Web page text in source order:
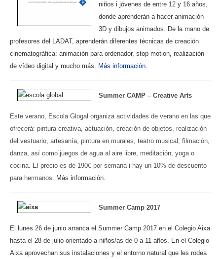
niños i jóvenes de entre 12 y 16 años,
donde aprenderán a hacer animación
3D y dibujos animados. De la mano de
profesores del LADAT, aprenderán diferentes técnicas de creación
cinematográfica: animación para ordenador, stop motion, realización
de vídeo digital y mucho más. Más información.
Summer CAMP – Creative Arts
Este verano, Escola Glogal organiza actividades de verano en las que
ofrecerá: pintura creativa, actuación, creación de objetos, realización
del vestuario, artesanía, pintura en murales, teatro musical, filmación,
danza, así como juegos de agua al aire libre, meditación, yoga o
cocina. El precio es de 190€ por semana i hay un 10% de descuento
para hermanos. Más información.
Summer Camp 2017
El lunes 26 de junio arranca el Summer Camp 2017 en el Colegio Aixa
hasta el 28 de julio orientado a niños/as de 0 a 11 años. En el Colegio
Aixa aprovechan sus instalaciones y el entorno natural que les rodea